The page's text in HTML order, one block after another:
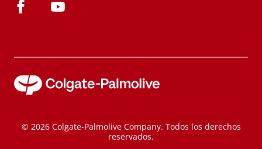
© 2026 Colgate-Palmolive Company. Todos los derechos
reservados.